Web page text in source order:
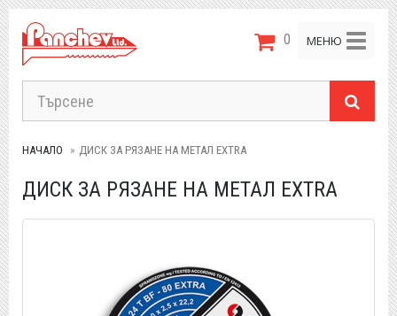
МЕНЮ
Toggle
0
НАЧАЛО ДИСК ЗА РЯЗАНЕ НА МЕТАЛ EXTRA
ДИСК ЗА РЯЗАНЕ НА МЕТАЛ EXTRA